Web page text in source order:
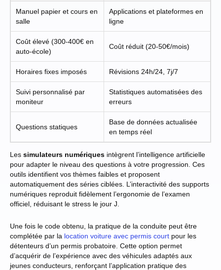
Manuel papier et cours en
salle
Applications et plateformes en
ligne
Coût élevé (300-400€ en
auto-école)
Coût réduit (20-50€/mois)
Horaires fixes imposés Révisions 24h/24, 7j/7
Suivi personnalisé par
moniteur
Statistiques automatisées des
erreurs
Questions statiques
Base de données actualisée
en temps réel
Les simulateurs numériques intègrent l’intelligence artificielle
pour adapter le niveau des questions à votre progression. Ces
outils identifient vos thèmes faibles et proposent
automatiquement des séries ciblées. L’interactivité des supports
numériques reproduit fidèlement l’ergonomie de l’examen
officiel, réduisant le stress le jour J.
Une fois le code obtenu, la pratique de la conduite peut être
complétée par la location voiture avec permis court pour les
détenteurs d’un permis probatoire. Cette option permet
d’acquérir de l’expérience avec des véhicules adaptés aux
jeunes conducteurs, renforçant l’application pratique des